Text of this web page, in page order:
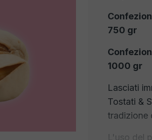
750 gr
1000 gr
Lasciati
Tostati &
tradizione
L'uso del